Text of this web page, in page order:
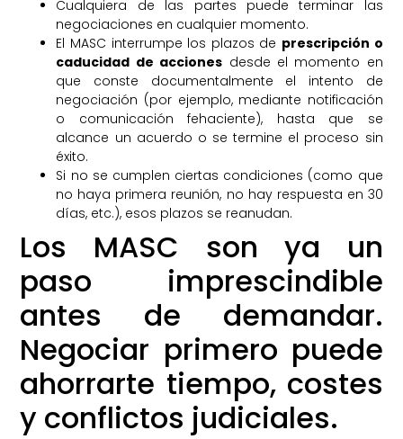
Cualquiera de las partes puede terminar las
negociaciones en cualquier momento.
El MASC interrumpe los plazos de prescripción o
caducidad de acciones desde el momento en
que conste documentalmente el intento de
negociación (por ejemplo, mediante notificación
o comunicación fehaciente), hasta que se
alcance un acuerdo o se termine el proceso sin
éxito.
Si no se cumplen ciertas condiciones (como que
no haya primera reunión, no hay respuesta en 30
días, etc.), esos plazos se reanudan.
Los MASC son ya un
paso imprescindible
antes de demandar.
Negociar primero puede
ahorrarte tiempo, costes
y conflictos judiciales.